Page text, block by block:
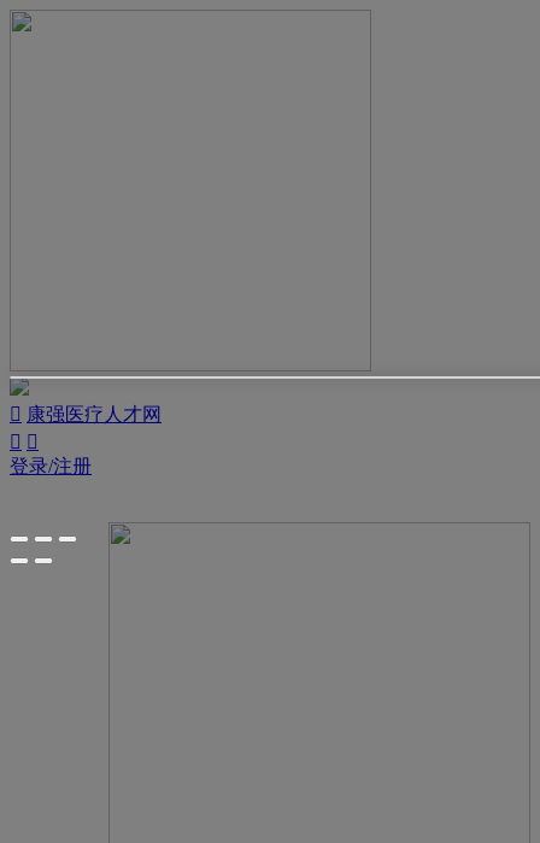
 康强医疗人才网
 
登录/注册